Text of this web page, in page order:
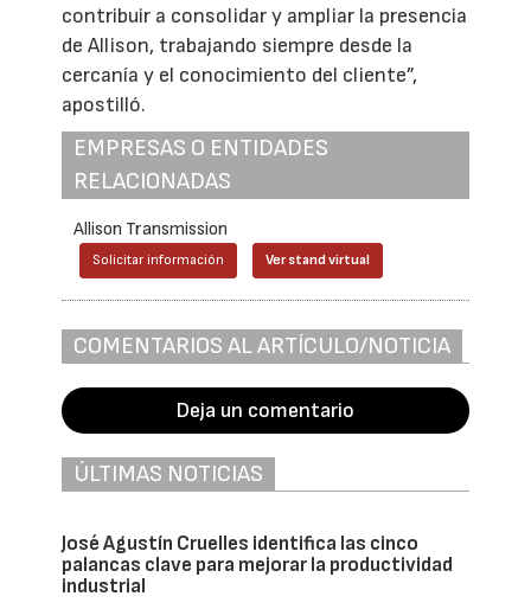
contribuir a consolidar y ampliar la presencia
de Allison, trabajando siempre desde la
cercanía y el conocimiento del cliente”,
apostilló.
EMPRESAS O ENTIDADES
RELACIONADAS
Allison Transmission
Solicitar información Ver stand virtual
COMENTARIOS AL ARTÍCULO/NOTICIA
Deja un comentario
ÚLTIMAS NOTICIAS
José Agustín Cruelles identifica las cinco
palancas clave para mejorar la productividad
industrial